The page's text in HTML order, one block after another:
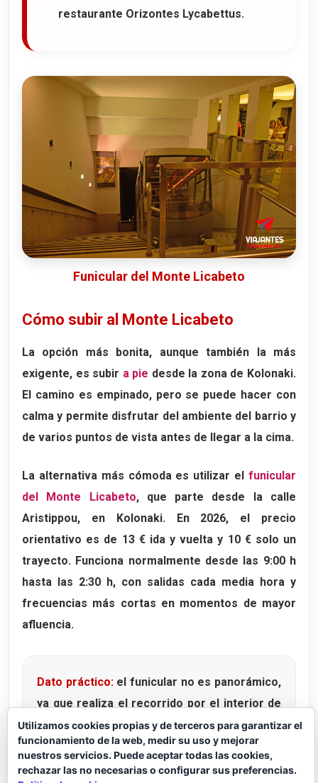
restaurante Orizontes Lycabettus.
Funicular del Monte Licabeto
Cómo subir al Monte Licabeto
La opción más bonita, aunque también la más
exigente, es subir a pie desde la zona de Kolonaki.
El camino es empinado, pero se puede hacer con
calma y permite disfrutar del ambiente del barrio y
de varios puntos de vista antes de llegar a la cima.
La alternativa más cómoda es utilizar el funicular
del Monte Licabeto, que parte desde la calle
Aristippou, en Kolonaki. En 2026, el precio
orientativo es de 13 € ida y vuelta y 10 € solo un
trayecto. Funciona normalmente desde las 9:00 h
hasta las 2:30 h, con salidas cada media hora y
frecuencias más cortas en momentos de mayor
afluencia.
Dato práctico:el funicular no es panorámico,
ya que realiza el recorrido por el interior de
un túnel. Aun así, puede ser una buena opción
si viajáis con niños, si hace mucho calor o si
preferís reservar fuerzas para seguir
Utilizamos cookies propias y de terceros para garantizar el
funcionamiento de la web, medir su uso y mejorar
nuestros servicios. Puede aceptar todas las cookies,
rechazar las no necesarias o configurar sus preferencias.